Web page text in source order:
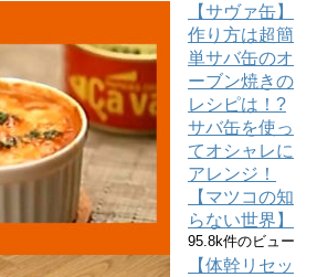
【サヴァ缶】
作り方は超簡
単サバ缶のオ
ーブン焼きの
レシピは！?
サバ缶を使っ
てオシャレに
アレンジ！
【マツコの知
らない世界】
95.8k件のビュー
【体幹リセッ